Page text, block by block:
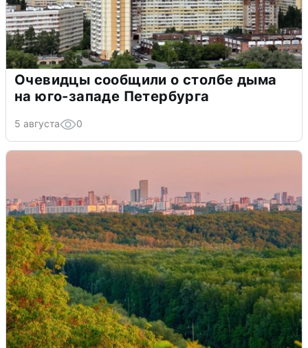
Очевидцы сообщили о столбе дыма
на юго-западе Петербурга
5 августа 0